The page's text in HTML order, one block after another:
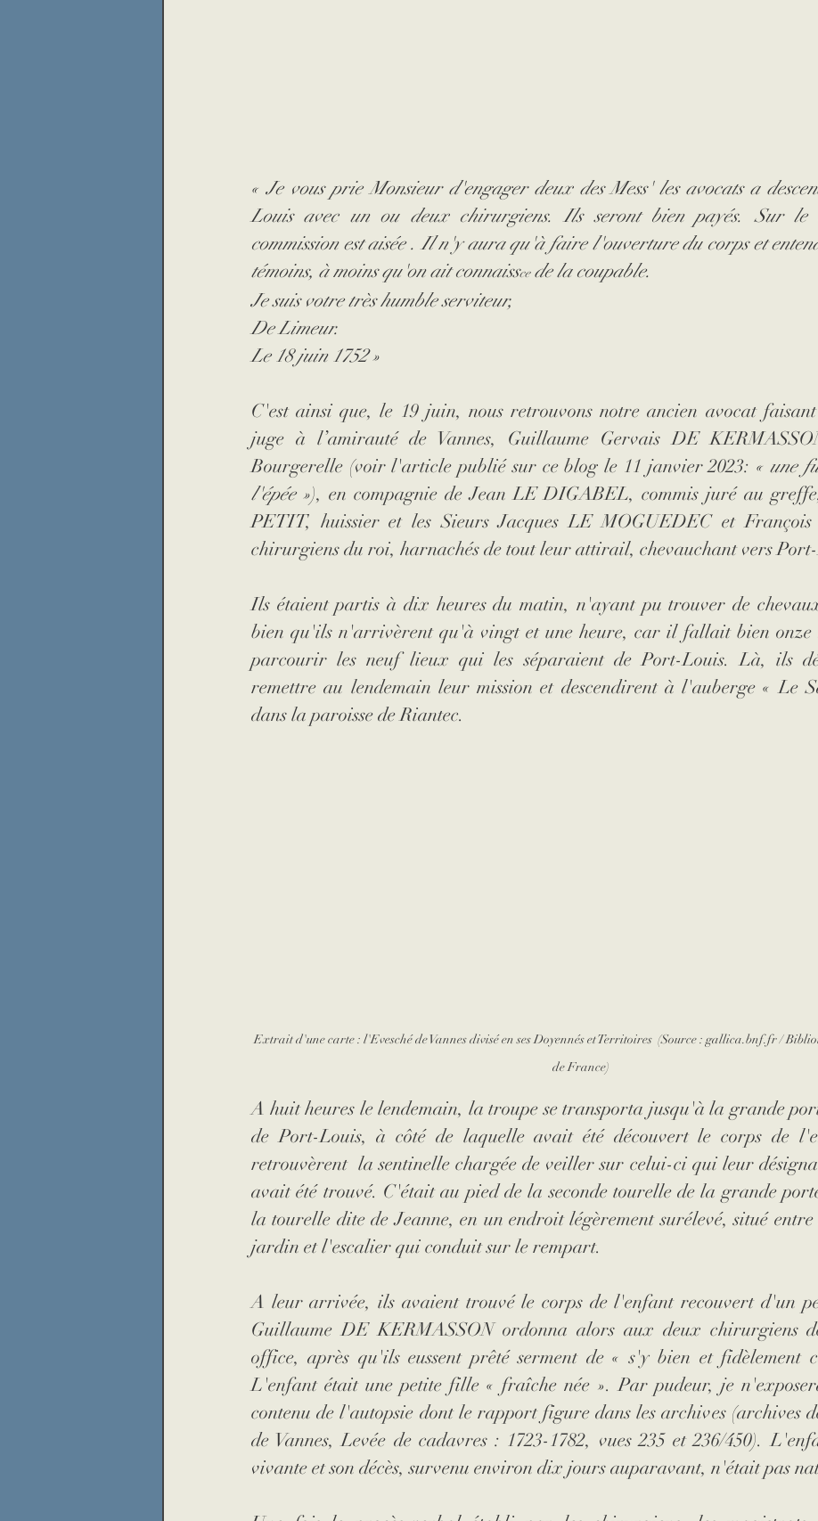
« Je vous prie Monsieur d'engager deux des Mess' les avocats a
Louis avec un ou deux chirurgiens. Ils seront bien payés. Sur le
commission est aisée . Il n'y aura qu'à faire l'ouverture du corps et
témoins, à moins qu'on ait connaissce de la coupable.
Je suis votre très humble serviteur,
De Limeur.
Le 18 juin 1752 »
C'est ainsi que, le 19 juin, nous retrouvons notre ancien avocat
juge à l’amirauté de Vannes, Guillaume Gervais DE
Bourgerelle (voir l'article publié sur ce blog le 11 janvier 2023: « une
l'épée »), en compagnie de Jean LE DIGABEL, commis juré au
PETIT, huissier et les Sieurs Jacques LE MOGUEDEC et
chirurgiens du roi, harnachés de tout leur attirail, chevauchant vers
Ils étaient partis à dix heures du matin, n'ayant pu trouver de
bien qu'ils n'arrivèrent qu'à vingt et une heure, car il fallait bien onze
parcourir les neuf lieux qui les séparaient de Port-Louis. Là, ils
remettre au lendemain leur mission et descendirent à l'auberge « Le
dans la paroisse de Riantec.
Extrait d'une carte : l'Evesché de Vannes divisé en ses Doyennés et Territoires  (Source : gallica.bnf.fr /
de France)
A huit heures le lendemain, la troupe se transporta jusqu'à la grande
de Port-Louis, à côté de laquelle avait été découvert le corps de
retrouvèrent  la sentinelle chargée de veiller sur celui-ci qui leur
avait été trouvé. C'était au pied de la seconde tourelle de la grande
la tourelle dite de Jeanne, en un endroit légèrement surélevé, situé
jardin et l'escalier qui conduit sur le rempart.
A leur arrivée, ils avaient trouvé le corps de l'enfant recouvert d'un
Guillaume DE KERMASSON ordonna alors aux deux chirurgiens
office, après qu'ils eussent prêté serment de « s'y bien et fidèlement
L'enfant était une petite fille « fraîche née ». Par pudeur, je
contenu de l'autopsie dont le rapport figure dans les archives (archives
de Vannes, Levée de cadavres : 1723-1782, vues 235 et 236/450).
vivante et son décès, survenu environ dix jours auparavant, n'était pas